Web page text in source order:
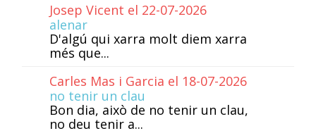
Josep Vicent el 22-07-2026
alenar
D'algú qui xarra molt diem xarra
més que...
Carles Mas i Garcia el 18-07-2026
no tenir un clau
Bon dia, això de no tenir un clau,
no deu tenir a...